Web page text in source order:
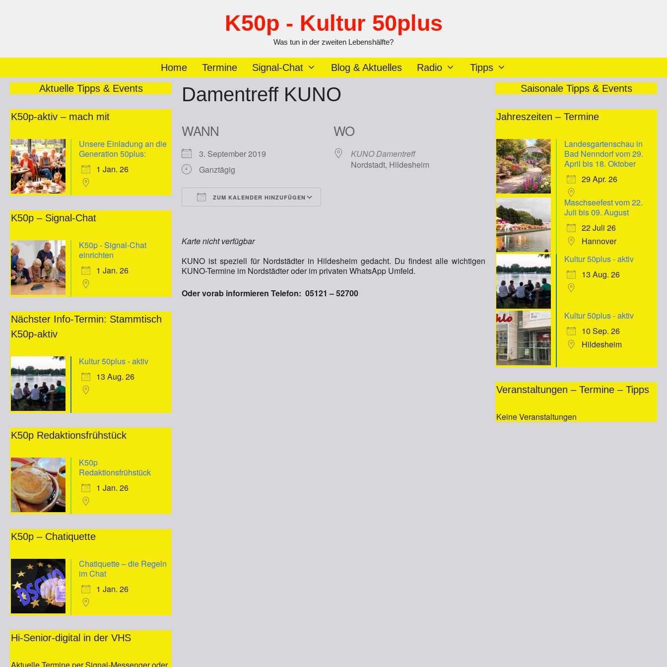
K50p - Kultur 50plus
Was tun in der zweiten Lebenshälfte?
Home Termine Signal-Chat Blog & Aktuelles Radio Tipps
Damentreff KUNO
WANN
3. September 2019
Ganztägig
ZUM KALENDER HINZUFÜGEN
iCalendar Office 365
WO
KUNO Damentreff
Nordstadt, Hildesheim
Karte nicht verfügbar
KUNO ist speziell für Nordstädter in Hildesheim gedacht. Du findest alle wichtigen
KUNO-Termine im Nordstädter oder im privaten WhatsApp Umfeld.
Oder vorab informieren Telefon: 05121 – 52700
Aktuelle Tipps & Events
K50p-aktiv – mach mit
Unsere Einladung an die
Generation 50plus:
1 Jan. 26
K50p – Signal-Chat
K50p - Signal-Chat
einrichten
1 Jan. 26
Nächster Info-Termin: Stammtisch
K50p-aktiv
Kultur 50plus - aktiv
13 Aug. 26
K50p Redaktionsfrühstück
K50p
Redaktionsfrühstück
1 Jan. 26
K50p – Chatiquette
Chatiquette – die Regeln
im Chat
1 Jan. 26
Hi-Senior-digital in der VHS
Saisonale Tipps & Events
Jahreszeiten – Termine
Landesgartenschau in
Bad Nenndorf vom 29.
April bis 18. Oktober
29 Apr. 26
Maschseefest vom 22.
Juli bis 09. August
22 Juli 26
Hannover
Kultur 50plus - aktiv
13 Aug. 26
Kultur 50plus - aktiv
10 Sep. 26
Hildesheim
Veranstaltungen – Termine – Tipps
Keine Veranstaltungen